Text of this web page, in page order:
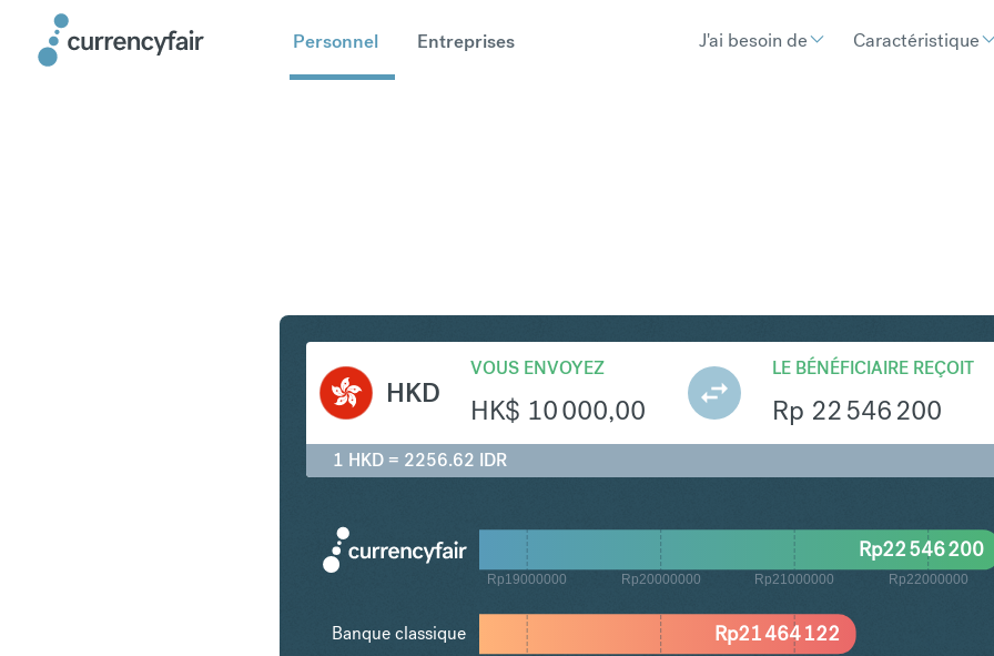
Personnel Entreprises J'ai besoin de Caractéristique
HKD
VOUS ENVOYEZ
HK$ 10 000,00
LE BÉNÉFICIAIRE REÇOIT
Rp 22 546 200
1 HKD = 2256.62 IDR
Rp19000000 Rp20000000 Rp21000000 Rp22000000
Rp21 464 122
Rp22 546 200
Banque classique